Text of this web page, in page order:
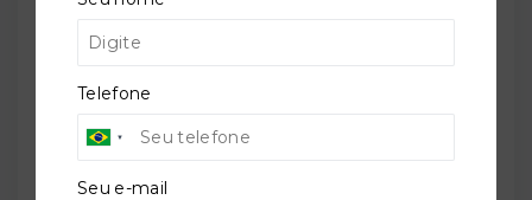
04615-005
+
Telefone
Seu e-mail